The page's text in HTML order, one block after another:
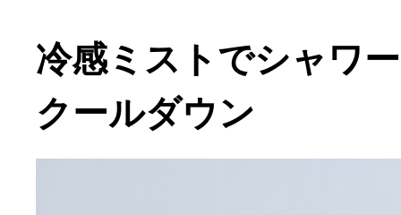
冷感ミストでシャワ
クールダウン